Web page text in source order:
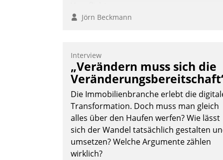
Jörn Beckmann
Interview
„Verändern muss sich die
Die Immobilienbranche erlebt die
Transformation. Doch muss man gleich
alles über den Haufen werfen? Wie lässt
sich der Wandel tatsächlich gestalten
umsetzen? Welche Argumente zählen
wirklich?